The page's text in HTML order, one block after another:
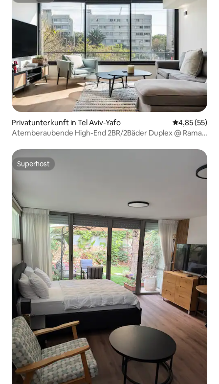
Privatunterkunft in Tel Aviv-Yafo
4,85 (55)
Atemberaubende High-End 2BR/2Bäder Duplex @ Ramat
Superhost
Superhost